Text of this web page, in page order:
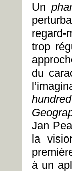
Un
trop
du
Jan
la
à un